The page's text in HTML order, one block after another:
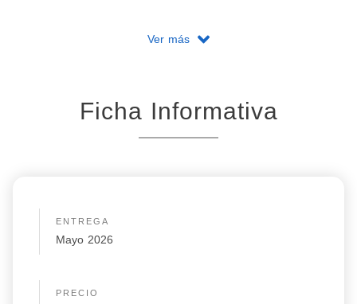
Ver más
Ficha Informativa
ENTREGA
Mayo 2026
PRECIO